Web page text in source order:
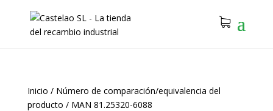
Inicio / Número de comparación/equivalencia del
producto / MAN 81.25320-6088